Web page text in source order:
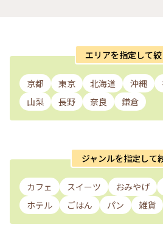
エリアを指定して
京都 東京 北海道 沖縄
山梨
長野 奈良 鎌倉
ジャンルを指定して
カフェ スイーツ おみやげ
ホテル
ごはん パン 雑貨